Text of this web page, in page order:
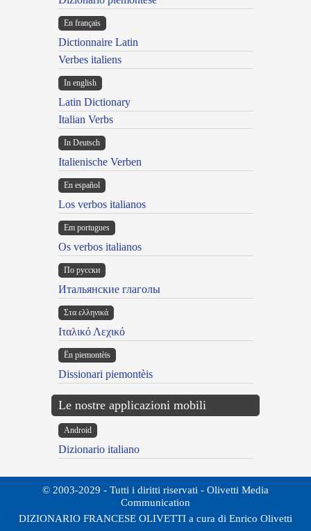
En français
Dictionnaire Latin
Verbes italiens
In english
Latin Dictionary
Italian Verbs
In Deutsch
Italienische Verben
En español
Los verbos italianos
Em portugues
Os verbos italianos
По русски
Итальянские глаголы
Στα ελληνικά
Ιταλικό Λεχικό
Ën piemontèis
Dissionari piemontèis
Le nostre applicazioni mobili
Android
Dizionario italiano
© 2003-2029 - Tutti i diritti riservati - Olivetti Media
Communication
DIZIONARIO FRANCESE OLIVETTI a cura di Enrico Olivetti